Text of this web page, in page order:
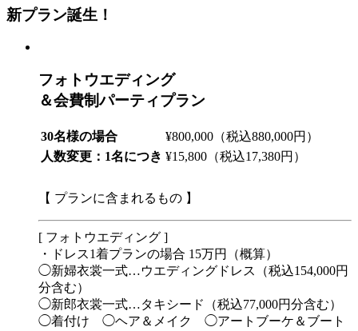
新プラン誕生！
フォトウエディング
＆会費制パーティプラン
30名様の場合 ¥800,000 （税込880,000円）
人数変更：1名につき ¥15,800 （税込17,380円）
【 プランに含まれるもの 】
[ フォトウエディング ]
・ドレス1着プランの場合 15万円（概算）
◯新婦衣裳一式…ウエディングドレス
（税込154,000円
分含む）
◯新郎衣裳一式…タキシード
（税込77,000円分含む）
◯着付け ◯ヘア＆メイク ◯アートブーケ＆ブート